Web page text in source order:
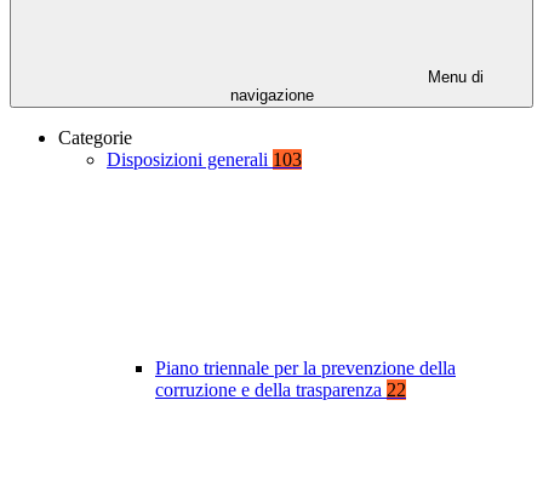
Menu di
navigazione
Categorie
Disposizioni generali 103
Piano triennale per la prevenzione della
corruzione e della trasparenza 22